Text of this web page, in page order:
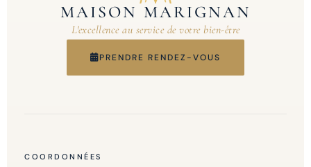
MAISON MARIGNAN
L'excellence au service de votre bien-être
PRENDRE RENDEZ-VOUS
COORDONNÉES